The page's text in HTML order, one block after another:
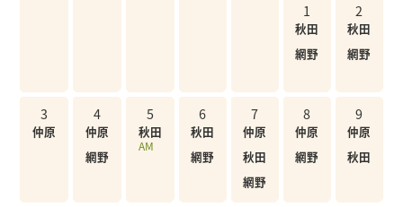
1
秋田
網野
2
秋田
網野
3
仲原
4
仲原
網野
5
秋田
AM
6
秋田
網野
7
仲原
秋田
網野
8
仲原
網野
9
仲原
秋田